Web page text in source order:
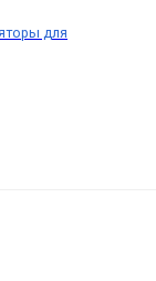
для